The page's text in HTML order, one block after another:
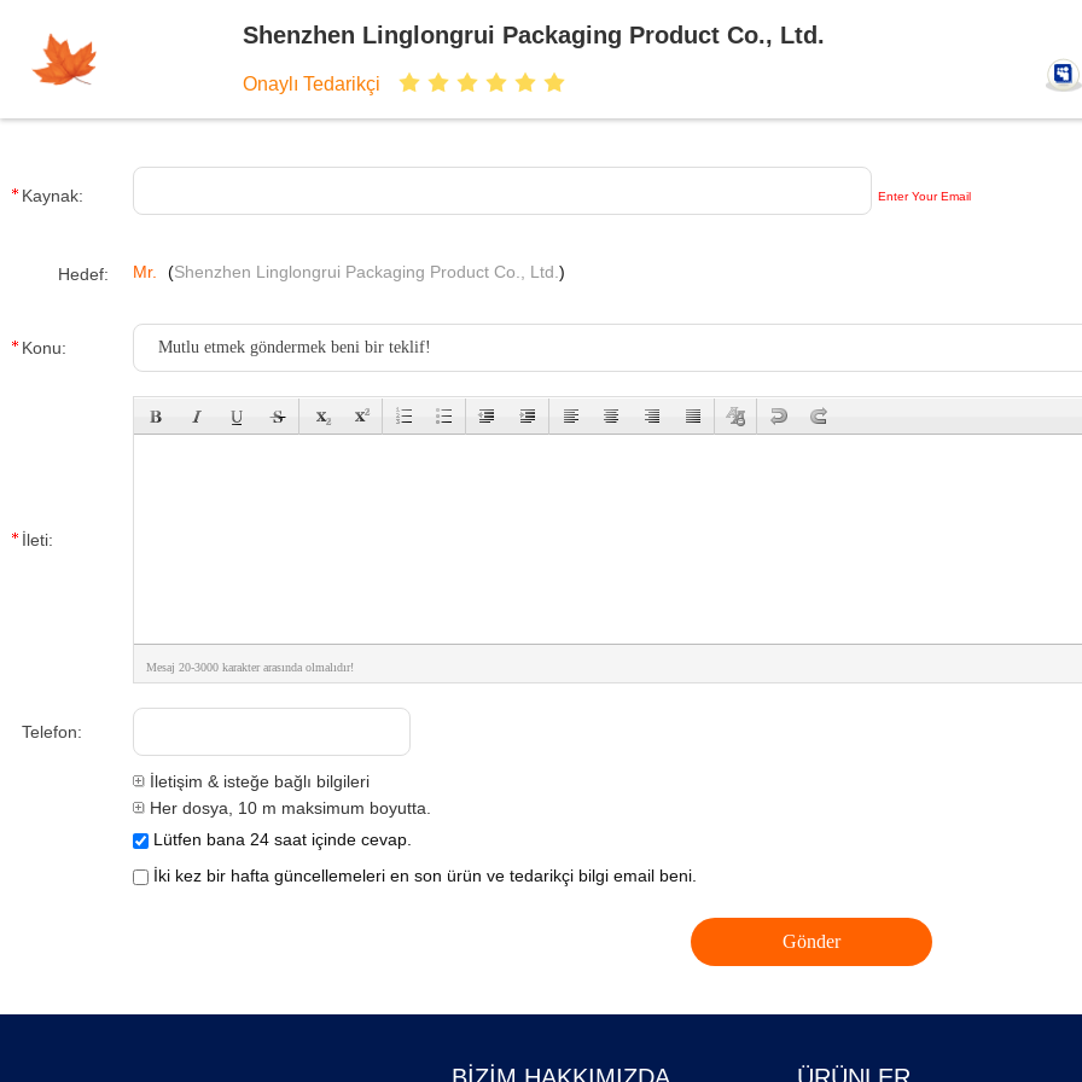
Shenzhen Linglongrui Packaging Product Co., Ltd.
Onaylı Tedarikçi
Kaynak: Enter Your Email
Hedef: Mr. (Shenzhen Linglongrui Packaging Product Co., Ltd. )
Konu:
İleti:
Mesaj 20-3000 karakter arasında olmalıdır!
Telefon:
İletişim & isteğe bağlı bilgileri
Her dosya, 10 m maksimum boyutta.
Lütfen bana 24 saat içinde cevap.
İki kez bir hafta güncellemeleri en son ürün ve tedarikçi bilgi email beni.